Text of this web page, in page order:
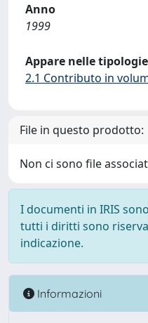
Anno
1999
Appare nelle
2.1 Contributo in
File in questo prodotto:
Non ci sono file
I documenti in IRIS
tutti i diritti sono
indicazione.
Informazioni